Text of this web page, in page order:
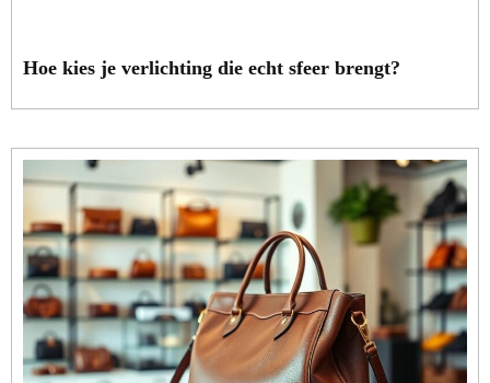
Hoe kies je verlichting die echt sfeer brengt?